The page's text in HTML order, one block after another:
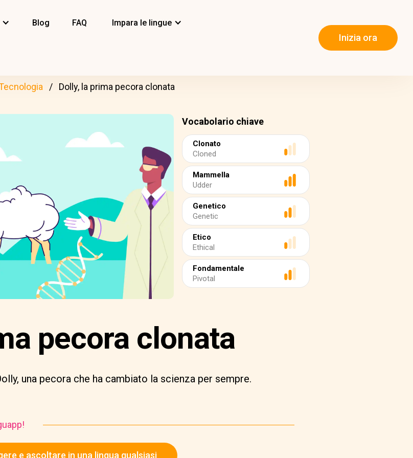
Blog FAQ Impara le lingue
Inizia ora
Dolly, la prima pecora clonata
Vocabolario chiave
Clonato
Cloned
Mammella
Udder
Genetico
Genetic
Etico
Ethical
Fondamentale
Pivotal
pecora clonata
una pecora che ha cambiato la scienza per sempre.
e ascoltare in una lingua qualsiasi